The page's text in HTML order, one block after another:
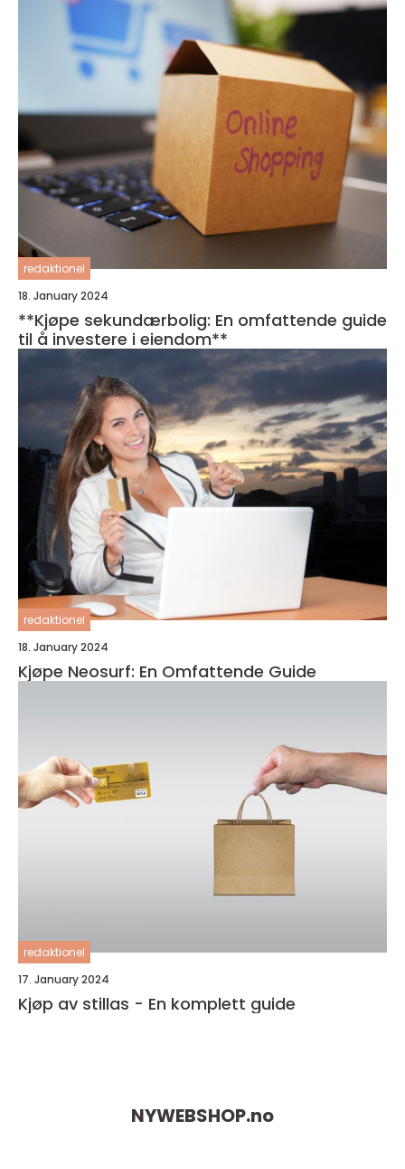
redaktionel
18. January 2024
**Kjøpe sekundærbolig: En omfattende guide
til å investere i eiendom**
redaktionel
18. January 2024
Kjøpe Neosurf: En Omfattende Guide
redaktionel
17. January 2024
Kjøp av stillas - En komplett guide
NYWEBSHOP.no